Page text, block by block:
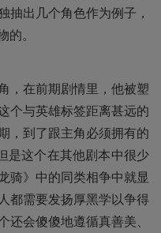
抽出几个角色作为例子，
。
，在前期剧情里，他被塑
个与英雄标签距离甚远的
，到了跟主角必须拥有的
是这个在其他剧本中很少
骑》中的同类相争中就显
都需要发扬厚黑学以争得
会傻傻地遵循真善美、